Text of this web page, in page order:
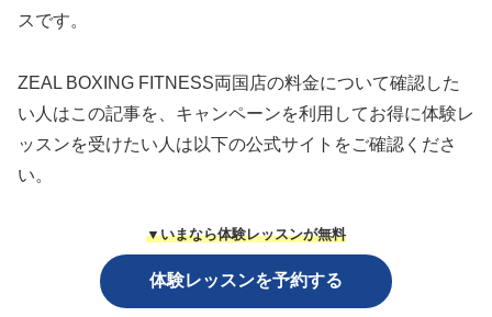
スです。
ZEAL BOXING FITNESS両国店の料金について確認した
い人はこの記事を、キャンペーンを利用してお得に体験レ
ッスンを受けたい人は以下の公式サイトをご確認くださ
い。
▼いまなら体験レッスンが無料
体験レッスンを予約する